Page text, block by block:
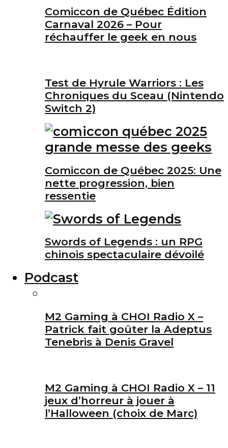
Comiccon de Québec Édition
Carnaval 2026 – Pour
réchauffer le geek en nous
Test de Hyrule Warriors : Les
Chroniques du Sceau (Nintendo
Switch 2)
Comiccon de Québec 2025: Une
nette progression, bien
ressentie
Swords of Legends : un RPG
chinois spectaculaire dévoilé
Podcast
M2 Gaming à CHOI Radio X –
Patrick fait goûter la Adeptus
Tenebris à Denis Gravel
M2 Gaming à CHOI Radio X – 11
jeux d’horreur à jouer à
l’Halloween (choix de Marc)